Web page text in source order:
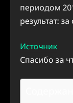
периодом
результат:
Источник
Спасибо за